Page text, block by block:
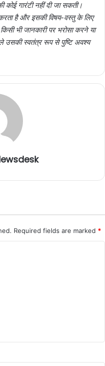
कोई गारंटी नहीं दी जा सकती।
है और इसकी विषय-वस्तु के लिए
भी जानकारी पर भरोसा करने या
उसकी स्वतंत्र रूप से पुष्टि अवश्य
Required fields are marked *